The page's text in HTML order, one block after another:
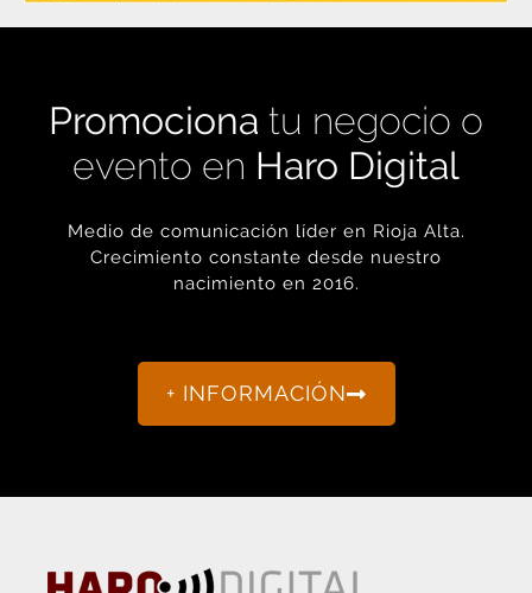
Promociona tu negocio o
evento en Haro Digital
Medio de comunicación líder en Rioja Alta.
Crecimiento constante desde nuestro
nacimiento en 2016.
+ INFORMACIÓN